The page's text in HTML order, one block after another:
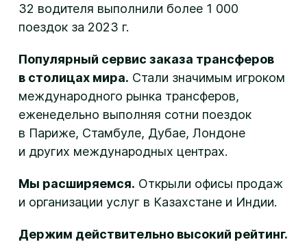
32 водителя выполнили более 1 000
поездок за 2023 г.
Популярный сервис заказа трансферов
в столицах мира. Стали значимым игроком
международного рынка трансферов,
еженедельно выполняя сотни поездок
в Париже, Стамбуле, Дубае, Лондоне
и других международных центрах.
Мы расширяемся. Открыли офисы продаж
и организации услуг в Казахстане и Индии.
Держим действительно высокий рейтинг.